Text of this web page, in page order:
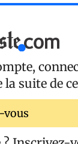
suite de
vous